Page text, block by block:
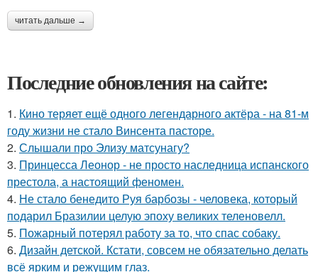
читать дальше →
Последние обновления на сайте:
1. Кино теряет ещё одного легендарного актёра - на 81-м
году жизни не стало Винсента пасторе.
2. Слышали про Элизу матсунагу?
3. Принцесса Леонор - не просто наследница испанского
престола, а настоящий феномен.
4. Не стало бенедито Руя барбозы - человека, который
подарил Бразилии целую эпоху великих теленовелл.
5. Пожарный потерял работу за то, что спас собаку.
6. Дизайн детской. Кстати, совсем не обязательно делать
всё ярким и режущим глаз.